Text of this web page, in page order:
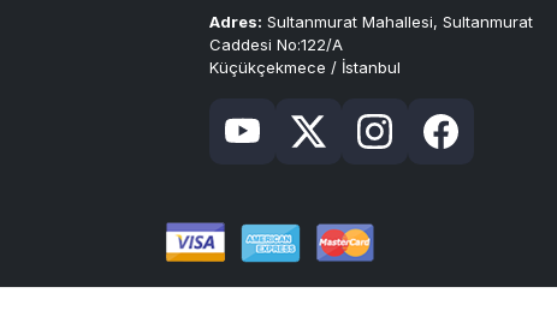
Adres: Sultanmurat Mahallesi, Sultanmurat
Caddesi No:122/A
Küçükçekmece / İstanbul